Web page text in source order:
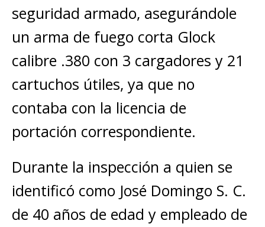
seguridad armado, asegurándole
un arma de fuego corta Glock
calibre .380 con 3 cargadores y 21
cartuchos útiles, ya que no
contaba con la licencia de
portación correspondiente.
Durante la inspección a quien se
identificó como José Domingo S. C.
de 40 años de edad y empleado de